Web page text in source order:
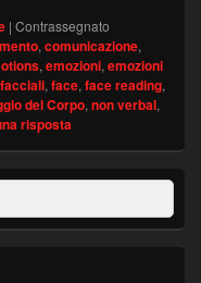
| Contrassegnato
, comunicazione,
, emozioni, emozioni
, face, face reading,
del Corpo, non verbal,
risposta